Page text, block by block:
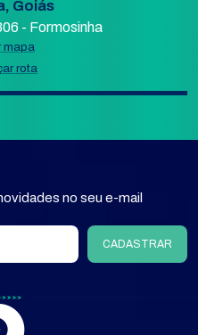
Goiás
- Formosinha
mapa
rota
no seu e-mail
CADASTRAR